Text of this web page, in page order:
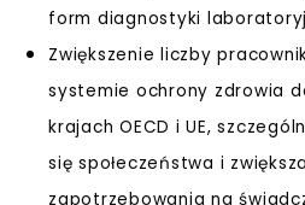
form diagnostyki
Zwiększenie liczby
systemie ochrony zdrowia
krajach OECD i UE,
się społeczeństwa i
zapotrzebowania na